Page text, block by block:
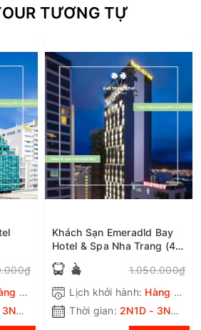
TƯƠNG TỰ
ngày
4N3D
Khách Sạn Emeradld Bay
Hotel & Spa Nha Trang (4
1.050.000₫
Lịch khởi hành: Hàng ngày
Thời gian: 2N1D - 3N2D - 4N3D